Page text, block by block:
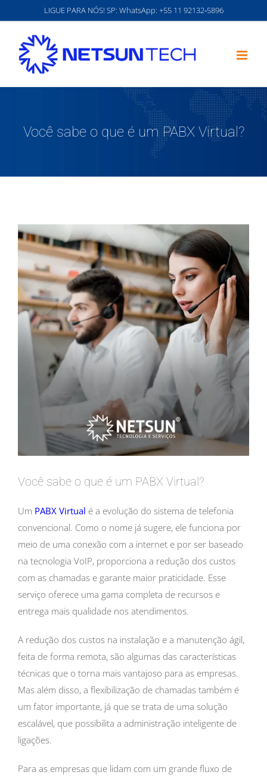
para
conteúdo
LIGUE PARA NÓS! SP: WhatsApp: ‪+55 11 92132‑5896‬
Você sabe o que é um PABX Virtual?
Você sabe o que é um PABX Virtual?
Um PABX Virtual é a evolução do sistema de telefonia
convencional. Como o nome já sugere, ele funciona por
meio de uma conexão com a internet e por ser baseado
na tecnologia VoIP, proporciona a redução dos custos
com as chamadas e garante maior praticidade. Esse
serviço oferece uma gama completa de recursos e
entrega mais qualidade nos atendimentos.
A redução dos custos na instalação e a manutenção ágil,
feita de forma remota, são algumas das características
técnicas que o torna mais vantajoso para as empresas.
Mas além disso, a flexibilização de chamadas também é
um fator importante, já que se trata de uma solução
escalável, que possibilita a administração inteligente de
ligações.
Para as empresas que lidam com um grande fluxo de